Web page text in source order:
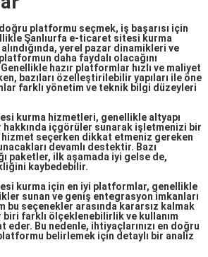
platformu seçmek, iş başarısı için
Şanlıurfa e-ticaret sitesi kurma
yerel pazar dinamikleri ve
daha faydalı olacağını
hazır platformlar hızlı ve maliyet
bazıları özelleştirilebilir yapıları ile öne
farklı yönetim ve teknik bilgi düzeyleri
kurma hizmetleri, genellikle altyapı
hakkında içgörüler sunarak işletmenizi bir
hizmet seçerken dikkat etmeniz gereken
devamlı destektir. Bazı
paketler, ilk aşamada iyi gelse de,
kaybedebilir.
kurma için en iyi platformlar, genellikle
sunan ve geniş entegrasyon imkanları
bu seçenekler arasında kararsız kalmak
biri farklı ölçeklenebilirlik ve kullanım
eder. Bu nedenle, ihtiyaçlarınızı en doğru
belirlemek için detaylı bir analiz